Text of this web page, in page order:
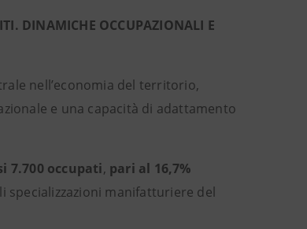
DINAMICHE OCCUPAZIONALI E
nell’economia del territorio,
e una capacità di adattamento
7.700 occupati, pari al 16,7%
specializzazioni manifatturiere del